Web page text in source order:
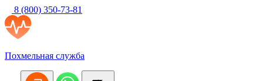
8 (800) 350-73-81
Похмельная служба